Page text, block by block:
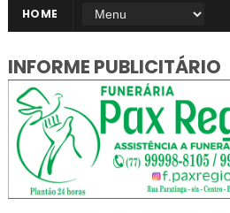
HOME
INFORME PUBLICITÁRIO